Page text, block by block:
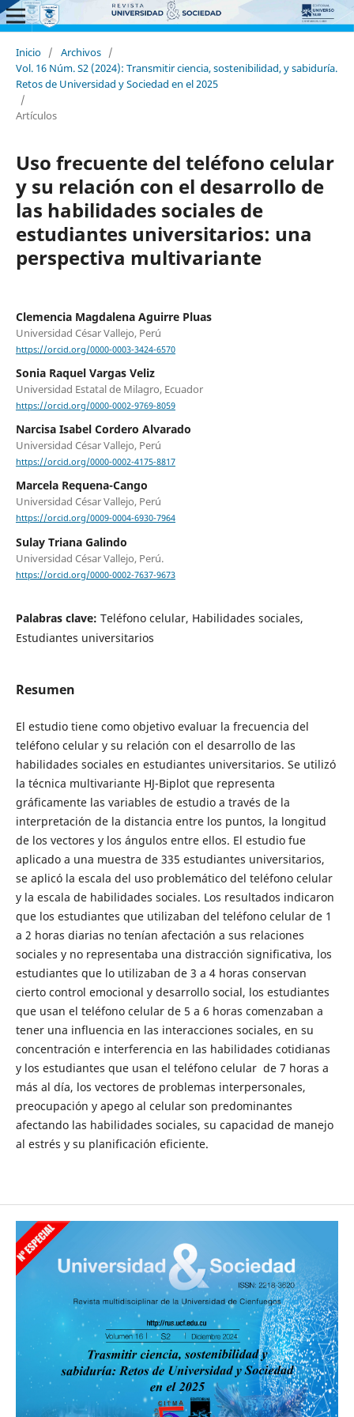
Inicio / Archivos /
Vol. 16 Núm. S2 (2024): Transmitir ciencia, sostenibilidad, y sabiduría.
Retos de Universidad y Sociedad en el 2025
/
Artículos
Uso frecuente del teléfono celular
y su relación con el desarrollo de
las habilidades sociales de
estudiantes universitarios: una
perspectiva multivariante
Clemencia Magdalena Aguirre Pluas
Universidad César Vallejo, Perú
https://orcid.org/0000-0003-3424-6570
Sonia Raquel Vargas Veliz
Universidad Estatal de Milagro, Ecuador
https://orcid.org/0000-0002-9769-8059
Narcisa Isabel Cordero Alvarado
Universidad César Vallejo, Perú
https://orcid.org/0000-0002-4175-8817
Marcela Requena-Cango
Universidad César Vallejo, Perú
https://orcid.org/0009-0004-6930-7964
Sulay Triana Galindo
Universidad César Vallejo, Perú.
https://orcid.org/0000-0002-7637-9673
Palabras clave: Teléfono celular, Habilidades sociales,
Estudiantes universitarios
Resumen
El estudio tiene como objetivo evaluar la frecuencia del
teléfono celular y su relación con el desarrollo de las
habilidades sociales en estudiantes universitarios. Se utilizó
la técnica multivariante HJ-Biplot que representa
gráficamente las variables de estudio a través de la
interpretación de la distancia entre los puntos, la longitud
de los vectores y los ángulos entre ellos. El estudio fue
aplicado a una muestra de 335 estudiantes universitarios,
se aplicó la escala del uso problemático del teléfono celular
y la escala de habilidades sociales. Los resultados indicaron
que los estudiantes que utilizaban del teléfono celular de 1
a 2 horas diarias no tenían afectación a sus relaciones
sociales y no representaba una distracción significativa, los
estudiantes que lo utilizaban de 3 a 4 horas conservan
cierto control emocional y desarrollo social, los estudiantes
que usan el teléfono celular de 5 a 6 horas comenzaban a
tener una influencia en las interacciones sociales, en su
concentración e interferencia en las habilidades cotidianas
y los estudiantes que usan el teléfono celular de 7 horas a
más al día, los vectores de problemas interpersonales,
preocupación y apego al celular son predominantes
afectando las habilidades sociales, su capacidad de manejo
al estrés y su planificación eficiente.